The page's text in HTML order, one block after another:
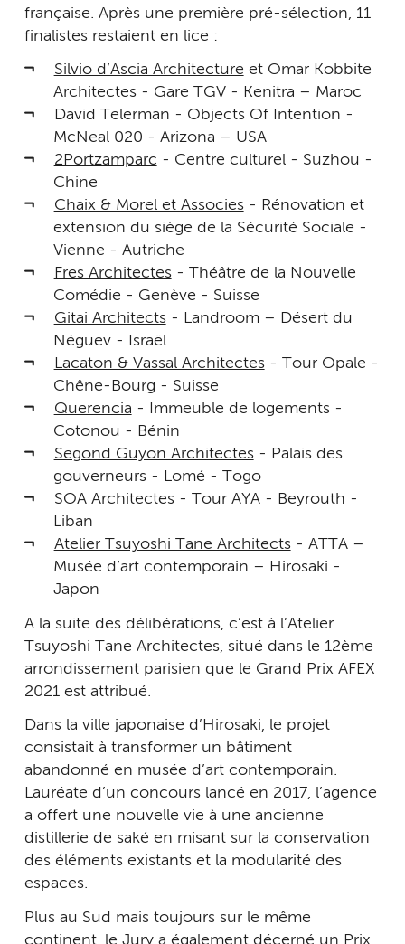
française. Après une première pré-sélection, 11
finalistes restaient en lice :
Silvio d’Ascia Architecture et Omar Kobbite
Architectes - Gare TGV - Kenitra – Maroc
David Telerman - Objects Of Intention -
McNeal 020 - Arizona – USA
2Portzamparc - Centre culturel - Suzhou -
Chine
Chaix & Morel et Associes- Rénovation et
extension du siège de la Sécurité Sociale -
Vienne - Autriche
Fres Architectes- Théâtre de la Nouvelle
Comédie - Genève - Suisse
Gitai Architects- Landroom – Désert du
Néguev - Israël
Lacaton & Vassal Architectes- Tour Opale -
Chêne-Bourg - Suisse
Querencia - Immeuble de logements -
Cotonou - Bénin
Segond Guyon Architectes- Palais des
gouverneurs - Lomé - Togo
SOA Architectes- Tour AYA - Beyrouth -
Liban
Atelier Tsuyoshi Tane Architects- ATTA –
Musée d’art contemporain – Hirosaki -
Japon
A la suite des délibérations, c’est à l’Atelier
Tsuyoshi Tane Architectes, situé dans le 12ème
arrondissement parisien que le Grand Prix AFEX
2021 est attribué.
Dans la ville japonaise d’Hirosaki, le projet
consistait à transformer un bâtiment
abandonné en musée d’art contemporain.
Lauréate d’un concours lancé en 2017, l’agence
a offert une nouvelle vie à une ancienne
distillerie de saké en misant sur la conservation
des éléments existants et la modularité des
espaces.
Plus au Sud mais toujours sur le même
continent, le Jury a également décerné un Prix